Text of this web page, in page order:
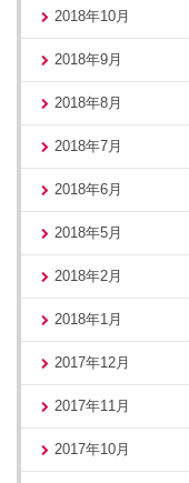
2018年10月
2018年9月
2018年8月
2018年7月
2018年6月
2018年5月
2018年2月
2018年1月
2017年12月
2017年11月
2017年10月